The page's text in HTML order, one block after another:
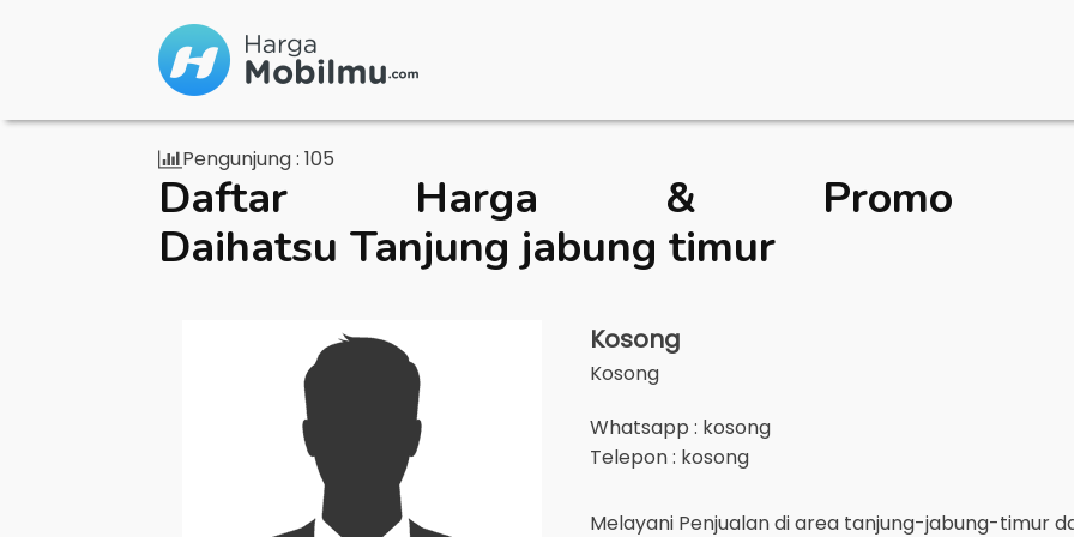
Pengunjung : 105
Daftar Harga & Promo
Daihatsu Tanjung jabung timur
Kosong
Kosong
Whatsapp : kosong
Telepon : kosong
Melayani Penjualan di area tanjung-jabung-timur